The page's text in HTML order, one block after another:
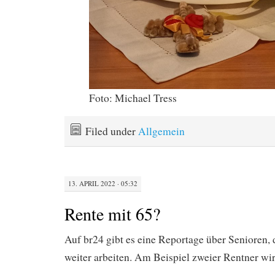
Foto: Michael Tress
Filed underAllgemein
13. APRIL 2022 · 05:32
Rente mit 65?
Auf br24 gibt es eine Reportage über Senioren,
weiter arbeiten. Am Beispiel zweier Rentner